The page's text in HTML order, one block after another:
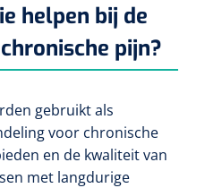
helpen bij de
pijn?
gebruikt als
voor chronische
en de kwaliteit van
met langdurige